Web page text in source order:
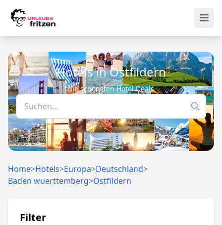
Hotels in Ostfildern
die schönsten Hotel Deals
Home>Hotels>Europa>Deutschland>
Baden wuerttemberg>Ostfildern
Filter